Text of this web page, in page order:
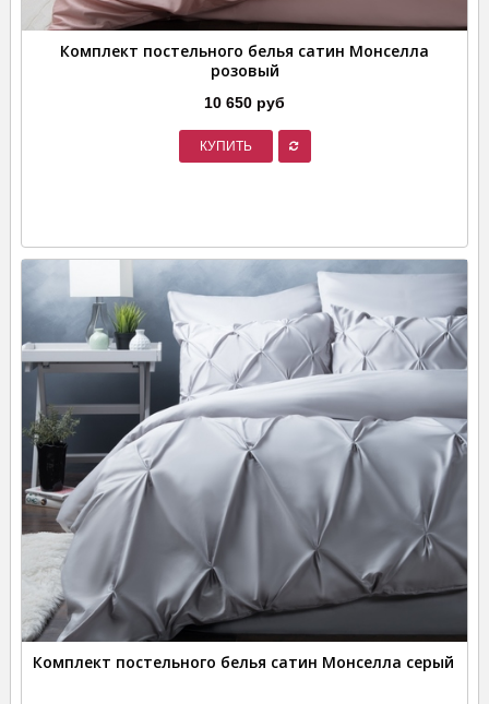
Комплект постельного белья сатин Монселла
розовый
10 650 руб
КУПИТЬ
Комплект постельного белья сатин Монселла серый